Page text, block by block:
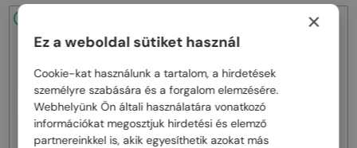
Gucci—Napszemüvegek
Gucci—Napszemüvegek
×
Ez a weboldal sütiket használ
Cookie-kat használunk a tartalom, a hirdetések
személyre szabására és a forgalom elemzésére.
Webhelyünk Ön általi használatára vonatkozó
információkat megosztjuk hirdetési és elemző
partnereinkkel is, akik egyesíthetik azokat más